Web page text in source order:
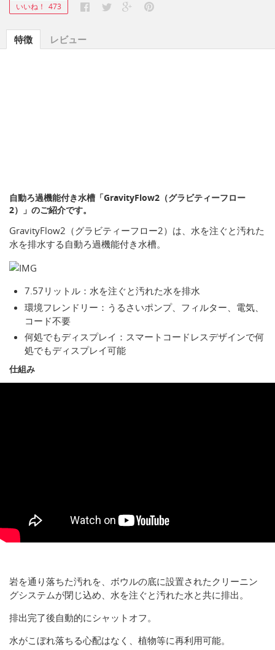
いいね！ 473
特徴 レビュー
自動ろ過機能付き水槽「GravityFlow2（グラビティーフロー
2）」のご紹介です。
GravityFlow2（グラビティーフロー2）は、水を注ぐと汚れた
水を排水する自動ろ過機能付き水槽。
7.57リットル：水を注ぐと汚れた水を排水
環境フレンドリー：うるさいポンプ、フィルター、電気、
コード不要
何処でもディスプレイ：スマートコードレスデザインで何
処でもディスプレイ可能
仕組み
岩を通り落ちた汚れを、ボウルの底に設置されたクリーニン
グシステムが閉じ込め、水を注ぐと汚れた水と共に排出。
排出完了後自動的にシャットオフ。
水がこぼれ落ちる心配はなく、植物等に再利用可能。